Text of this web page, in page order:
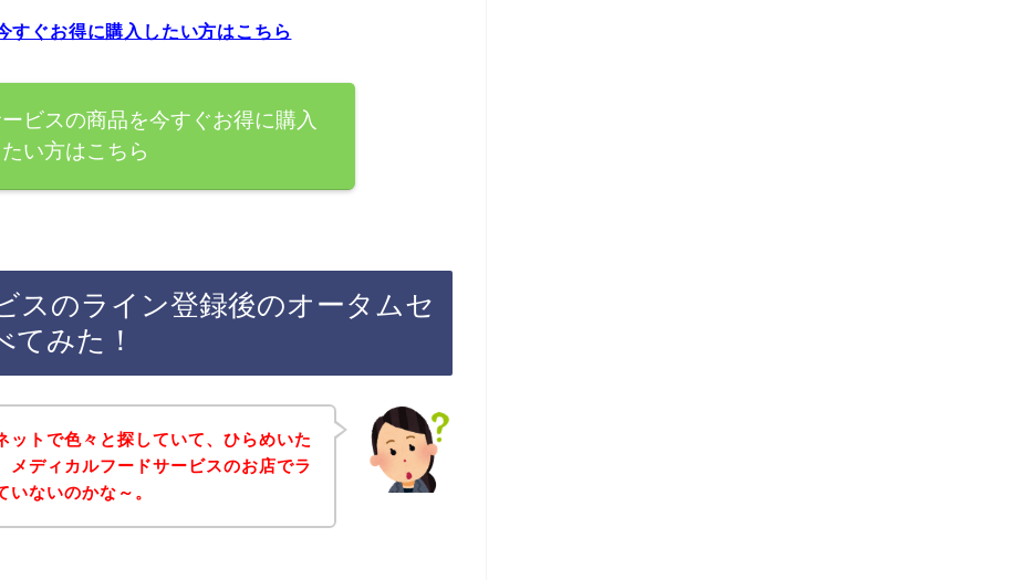
すぐお得に購入したい方はこちら
ビスの商品を今すぐお得に購入
たい方はこちら
スのライン登録後のオータムセ
てみた！
ットで色々と探していて、ひらめいた
メディカルフードサービスのお店でラ
いないのかな～。